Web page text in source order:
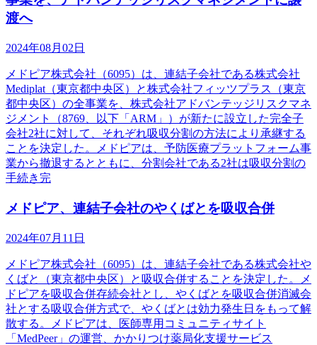
渡へ
2024年08月02日
メドピア株式会社（6095）は、連結子会社である株式会社
Mediplat（東京都中央区）と株式会社フィッツプラス（東京
都中央区）の全事業を、株式会社アドバンテッジリスクマネ
ジメント（8769、以下「ARM」）が新たに設立した完全子
会社2社に対して、それぞれ吸収分割の方法により承継する
ことを決定した。メドピアは、予防医療プラットフォーム事
業から撤退するとともに、分割会社である2社は吸収分割の
手続き完
メドピア、連結子会社のやくばとを吸収合併
2024年07月11日
メドピア株式会社（6095）は、連結子会社である株式会社や
くばと（東京都中央区）と吸収合併することを決定した。メ
ドピアを吸収合併存続会社とし、やくばとを吸収合併消滅会
社とする吸収合併方式で、やくばとは効力発生日をもって解
散する。メドピアは、医師専用コミュニティサイト
「MedPeer」の運営、かかりつけ薬局化支援サービス